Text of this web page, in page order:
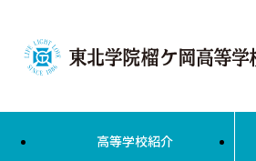
高等学校紹介